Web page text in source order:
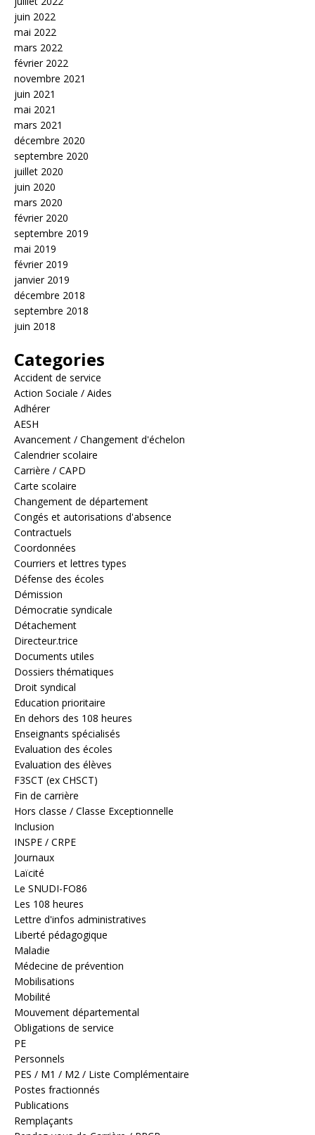
juin 2022
mai 2022
mars 2022
février 2022
novembre 2021
juin 2021
mai 2021
mars 2021
décembre 2020
septembre 2020
juillet 2020
juin 2020
mars 2020
février 2020
septembre 2019
mai 2019
février 2019
janvier 2019
décembre 2018
septembre 2018
juin 2018
Categories
Accident de service
Action Sociale / Aides
Adhérer
AESH
Avancement / Changement d'échelon
Calendrier scolaire
Carrière / CAPD
Carte scolaire
Changement de département
Congés et autorisations d'absence
Contractuels
Coordonnées
Courriers et lettres types
Défense des écoles
Démission
Démocratie syndicale
Détachement
Directeur.trice
Documents utiles
Dossiers thématiques
Droit syndical
Education prioritaire
En dehors des 108 heures
Enseignants spécialisés
Evaluation des écoles
Evaluation des élèves
F3SCT (ex CHSCT)
Fin de carrière
Hors classe / Classe Exceptionnelle
Inclusion
INSPE / CRPE
Journaux
Laïcité
Le SNUDI-FO86
Les 108 heures
Lettre d'infos administratives
Liberté pédagogique
Maladie
Médecine de prévention
Mobilisations
Mobilité
Mouvement départemental
Obligations de service
PE
Personnels
PES / M1 / M2 / Liste Complémentaire
Postes fractionnés
Publications
Remplaçants